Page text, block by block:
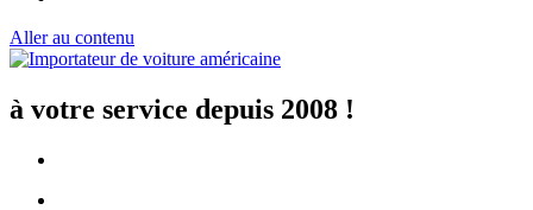
Aller au contenu
à votre service depuis 2008 !